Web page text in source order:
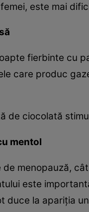
este mai
fierbinte cu
care produc
de ciocolată
mentol
de menopauză,
este
duce la apariţia